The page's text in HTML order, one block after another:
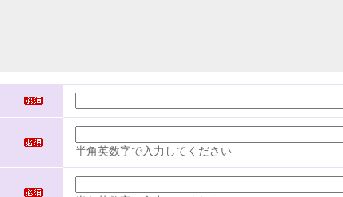
半角英数字で入力してください